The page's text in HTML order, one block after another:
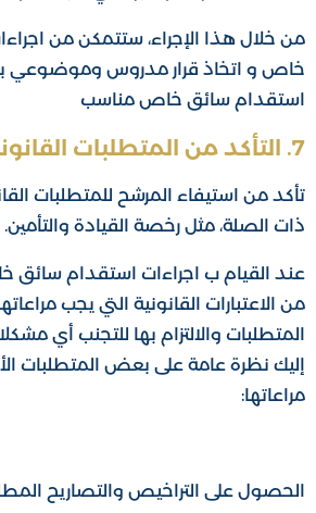
من خلال هذا الإجراء، ستتمكن من
خاص و اتخاذ قرار مدروس وموضوعي
استقدام سائق خاص مناسب
7. التأكد من المتطلبات القانونية:
تأكد من استيفاء المرشح للمتطلبات
ذات الصلة، مثل رخصة القيادة والتأمين.
عند القيام ب اجراءات استقدام سائق
من الاعتبارات القانونية التي يجب
المتطلبات والالتزام بها للتجنب أي
إليك نظرة عامة على بعض المتطلبات
مراعاتها:
الحصول على التراخيص والتصاريح